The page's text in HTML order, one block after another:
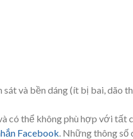
và bền dáng (ít bị bai, dão
có thể không phù hợp với tất
Facebook. Những thông số